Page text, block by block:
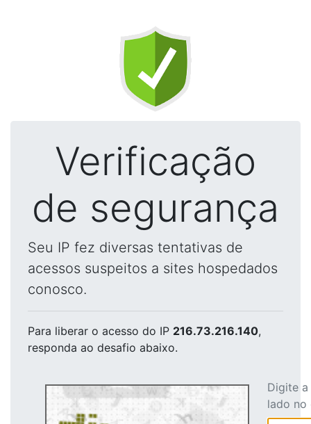
Verificação
de segurança
Seu IP fez diversas tentativas de
acessos suspeitos a sites hospedados
conosco.
Para liberar o acesso do IP 216.73.216.140,
responda ao desafio abaixo.
Digite
lado no